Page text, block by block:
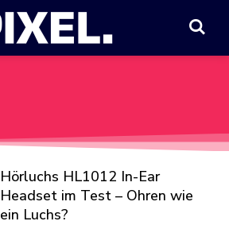
Hörluchs HL1012 In-Ear
Headset im Test – Ohren wie
ein Luchs?